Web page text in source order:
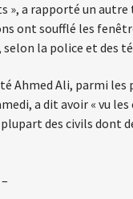
», a rapporté un
ont soufflé les
la police et des
Ahmed Ali, parmi les
a dit avoir « vu les
des civils dont